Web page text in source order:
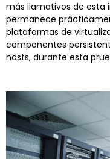
más llamativos de esta
permanece
plataformas de
componentes
hosts, durante esta